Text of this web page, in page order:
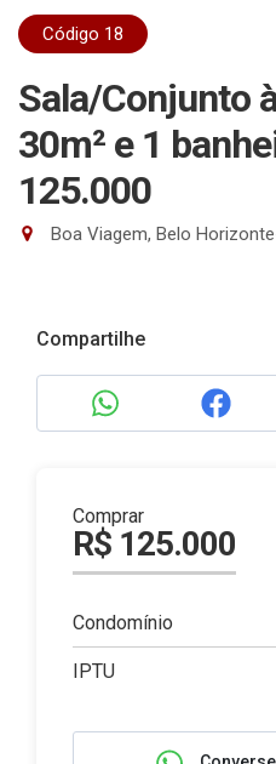
Código 18
Sala/Conjunto
30m² e 1
125.000
Boa Viagem, Belo
Compartilhe
Comprar
R$ 125.000
Condomínio
IPTU